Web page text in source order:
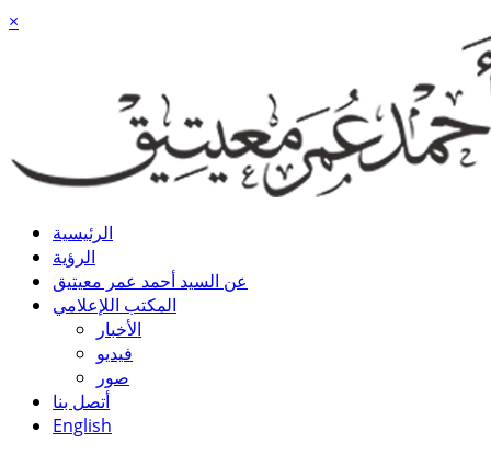
×
الرئيسية
الرؤية
عن السيد أحمد عمر معيتيق
المكتب اللإعلامي
الأخبار
فيديو
صور
أتصل بنا
English